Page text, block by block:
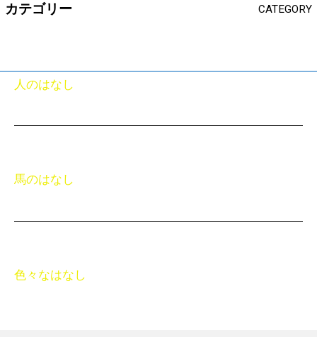
カテゴリー CATEGORY
人のはなし
馬のはなし
色々なはなし